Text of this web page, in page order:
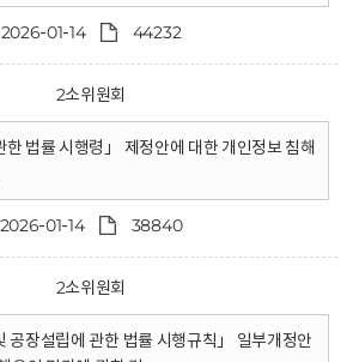
2026-01-14 44232
2소위원회
한 법률 시행령」 제정안에 대한 개인정보 침해
2026-01-14 38840
2소위원회
공장설립에 관한 법률 시행규칙」 일부개정안